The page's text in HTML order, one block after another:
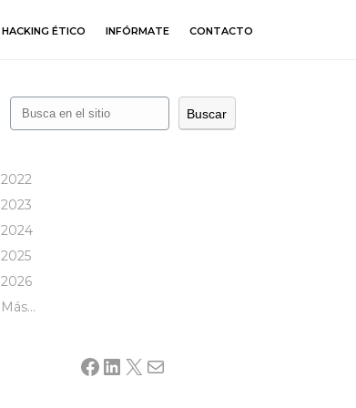
HACKING ÉTICO INFÓRMATE CONTACTO
Buscar Buscar
2022
2023
2024
2025
2026
Más…
Facebook
LinkedIn
X Mail